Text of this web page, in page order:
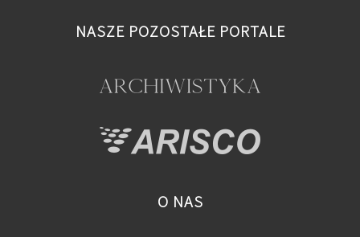
NASZE POZOSTAŁE PORTALE
O NAS